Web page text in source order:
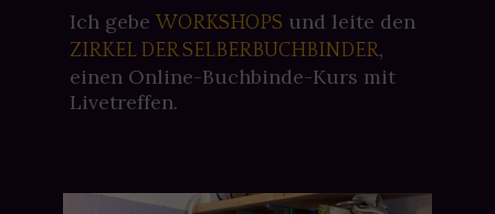
Ich gebeWORKSHOPS und leite den
ZIRKEL DER SELBERBUCHBINDER,
einen Online-Buchbinde-Kurs mit
Livetreffen.